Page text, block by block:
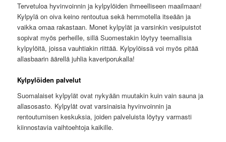
Tervetuloa hyvinvoinnin ja kylpylöiden ihmeelliseen maailmaan!
Kylpylä on oiva keino rentoutua sekä hemmotella itseään ja
vaikka omaa rakastaan. Monet kylpylät ja varsinkin vesipuistot
sopivat myös perheille, sillä Suomestakin löytyy teemallisia
kylpylöitä, joissa vauhtiakin riittää. Kylpylöissä voi myös pitää
allasbaarin äärellä juhlia kaveriporukalla!
Kylpylöiden palvelut
Suomalaiset kylpylät ovat nykyään muutakin kuin vain sauna ja
allasosasto. Kylpylät ovat varsinaisia hyvinvoinnin ja
rentoutumisen keskuksia, joiden palveluista löytyy varmasti
kiinnostavia vaihtoehtoja kaikille.